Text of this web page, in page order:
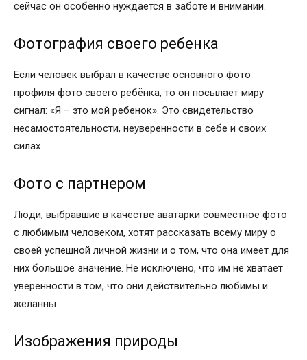
сейчас он особенно нуждается в заботе и внимании.
Фотография своего ребенка
Если человек выбрал в качестве основного фото
профиля фото своего ребёнка, то он посылает миру
сигнал: «Я – это мой ребенок». Это свидетельство
несамостоятельности, неуверенности в себе и своих
силах.
Фото с партнером
Люди, выбравшие в качестве аватарки совместное фото
с любимым человеком, хотят рассказать всему миру о
своей успешной личной жизни и о том, что она имеет для
них большое значение. Не исключено, что им не хватает
уверенности в том, что они действительно любимы и
желанны.
Изображения природы